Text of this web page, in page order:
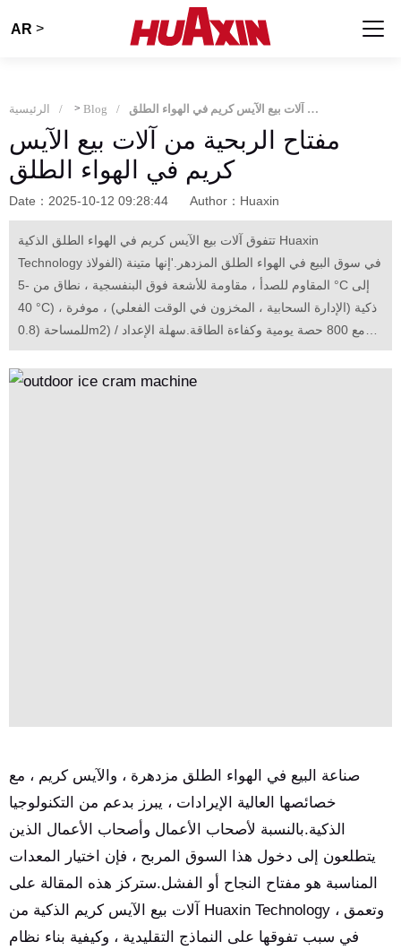
AR >
الرئيسية > Blog مفتاح الربحية من آلات بيع الآيس كريم في الهواء الطلق
مفتاح الربحية من آلات بيع الآيس
كريم في الهواء الطلق
Date：2025-10-12 09:28:44 Author：Huaxin
تتفوق آلات بيع الآيس كريم في الهواء الطلق الذكية Huaxin
Technology في سوق البيع في الهواء الطلق المزدهر.'إنها متينة (الفولاذ
المقاوم للصدأ ، مقاومة للأشعة فوق البنفسجية ، نطاق من -5 °C إلى
40 °C) ، ذكية (الإدارة السحابية ، المخزون في الوقت الفعلي) ، موفرة
للمساحة (0.8m2) مع 800 حصة يومية وكفاءة الطاقة.سهلة الإعداد /
الصيانة ، فهي تعزز الأرباح من خلال اختيار الموقع الذكي والتسعير
الديناميكي ، وحل مشاكل المطر / ارتفاع درجة الحرارة / التخزين ،
صناعة البيع في الهواء الطلق مزدهرة ، والآيس كريم ، مع
خصائصها العالية الإيرادات ، يبرز بدعم من التكنولوجيا
الذكية.بالنسبة لأصحاب الأعمال وأصحاب الأعمال الذين
يتطلعون إلى دخول هذا السوق المربح ، فإن اختيار المعدات
المناسبة هو مفتاح النجاح أو الفشل.ستركز هذه المقالة على
آلات بيع الآيس كريم الذكية من Huaxin Technology ، وتعمق
في سبب تفوقها على النماذج التقليدية ، وكيفية بناء نظام